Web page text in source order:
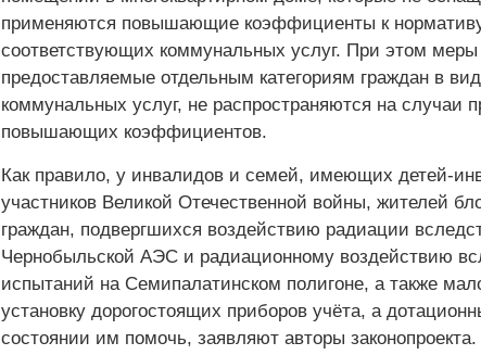
применяются повышающие коэффициенты к
соответствующих коммунальных услуг. При этом
предоставляемые отдельным категориям граждан в
коммунальных услуг, не распространяются на случаи
повышающих коэффициентов.
Как правило, у инвалидов и семей, имеющих детей-
участников Великой Отечественной войны, жителей
граждан, подвергшихся воздействию радиации
Чернобыльской АЭС и радиационному воздействию
испытаний на Семипалатинском полигоне, а также
установку дорогостоящих приборов учёта, а
состоянии им помочь, заявляют авторы законопроекта.